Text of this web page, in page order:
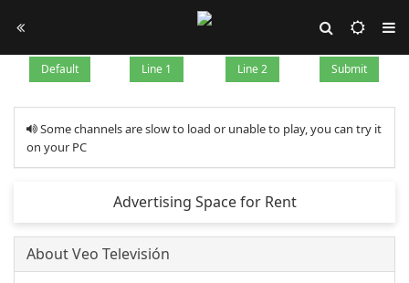
Default Line 1 Line 2 Submit
Some channels are slow to load or unable to play, you can try it
on your PC
Advertising Space for Rent
About Veo Televisión